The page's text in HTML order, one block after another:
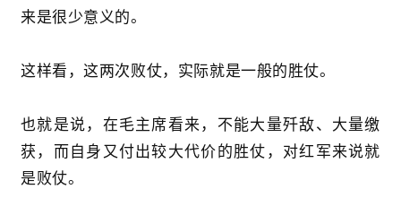
来是很少意义的。
这样看，这两次败仗，实际就是一般的胜仗。
也就是说，在毛主席看来，不能大量歼敌、大量缴
获，而自身又付出较大代价的胜仗，对红军来说就
是败仗。